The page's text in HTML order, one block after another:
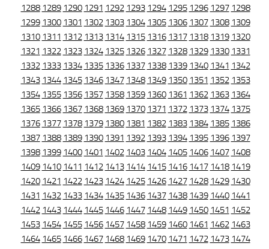
1288 1289 1290 1291 1292 1293 1294 1295 1296 1297 1298
1299 1300 1301 1302 1303 1304 1305 1306 1307 1308 1309
1310 1311 1312 1313 1314 1315 1316 1317 1318 1319 1320
1321 1322 1323 1324 1325 1326 1327 1328 1329 1330 1331
1332 1333 1334 1335 1336 1337 1338 1339 1340 1341 1342
1343 1344 1345 1346 1347 1348 1349 1350 1351 1352 1353
1354 1355 1356 1357 1358 1359 1360 1361 1362 1363 1364
1365 1366 1367 1368 1369 1370 1371 1372 1373 1374 1375
1376 1377 1378 1379 1380 1381 1382 1383 1384 1385 1386
1387 1388 1389 1390 1391 1392 1393 1394 1395 1396 1397
1398 1399 1400 1401 1402 1403 1404 1405 1406 1407 1408
1409 1410 1411 1412 1413 1414 1415 1416 1417 1418 1419
1420 1421 1422 1423 1424 1425 1426 1427 1428 1429 1430
1431 1432 1433 1434 1435 1436 1437 1438 1439 1440 1441
1442 1443 1444 1445 1446 1447 1448 1449 1450 1451 1452
1453 1454 1455 1456 1457 1458 1459 1460 1461 1462 1463
1464 1465 1466 1467 1468 1469 1470 1471 1472 1473 1474